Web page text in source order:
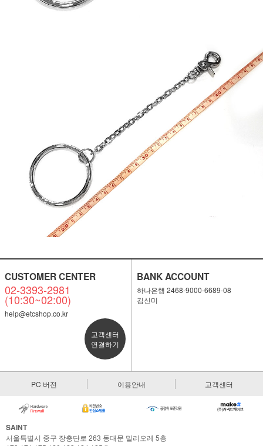
CUSTOMER CENTER
02-3393-2981
(10:30~02:00)
help@etcshop.co.kr
고객센터
연결하기
BANK ACCOUNT
하나은행 2468-9000-6689-08
김신미
PC 버전 이용안내 고객센터
SAINT
서울특별시 중구 장충단로 263 동대문 밀리오레 5층